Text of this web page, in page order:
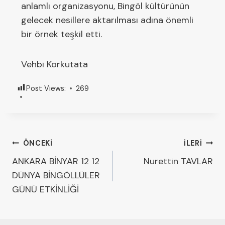
anlamlı organizasyonu, Bingöl kültürünün
gelecek nesillere aktarılması adına önemli
bir örnek teşkil etti.
Vehbi Korkutata
Post Views: 269
ÖNCEKI
ANKARA BİNYAR 12 12
DÜNYA BİNGÖLLÜLER
GÜNÜ ETKİNLİĞİ
İLERI
Nurettin TAVLAR